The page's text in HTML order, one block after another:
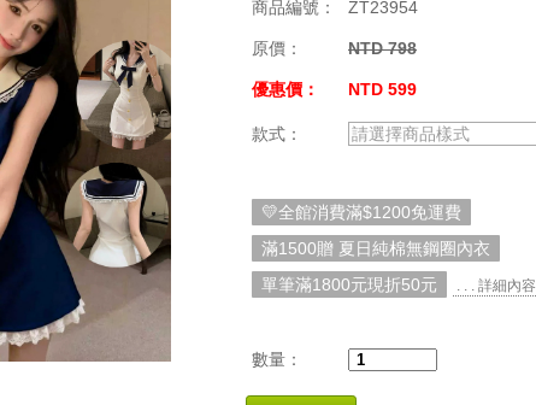
商品編號： ZT23954
原價： NTD 798
優惠價： NTD 599
款式： 請選擇商品樣式
💛全館消費滿$1200免運費
滿1500贈 夏日純棉無鋼圈內衣
單筆滿1800元現折50元
. . . 詳細內容
數量：